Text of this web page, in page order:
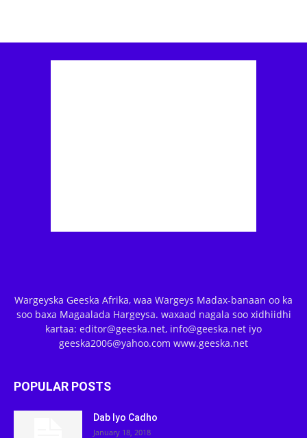
Wargeyska Geeska Afrika, waa Wargeys Madax-banaan oo ka
soo baxa Magaalada Hargeysa. waxaad nagala soo xidhiidhi
kartaa: editor@geeska.net, info@geeska.net iyo
geeska2006@yahoo.com www.geeska.net
POPULAR POSTS
Dab Iyo Cadho
January 18, 2018